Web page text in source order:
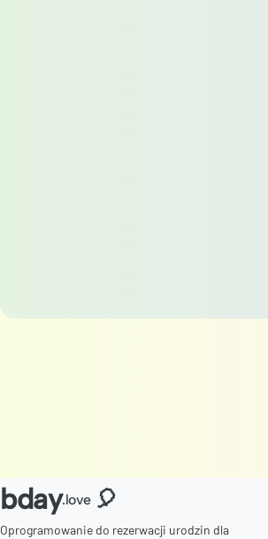
bday.love 🎈
Oprogramowanie do rezerwacji urodzin dla